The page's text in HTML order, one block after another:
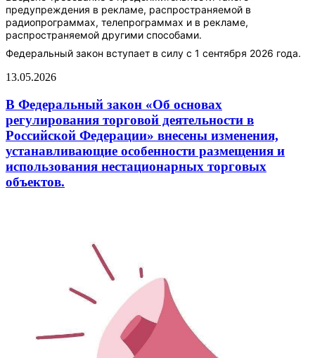
предупреждения в рекламе, распространяемой в
радиопрограммах, телепрограммах и в рекламе,
распространяемой другими способами.
Федеральный закон вступает в силу с 1 сентября 2026 года.
13.05.2026
В Федеральный закон «Об основах
регулирования торговой деятельности в
Российской Федерации» внесены изменения,
устанавливающие особенности размещения и
использования нестационарных торговых
объектов.